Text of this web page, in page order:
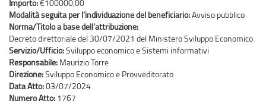
Importo:€100000,00
Modalità seguita per l’individuazione del beneficiario:Avviso pubblico
Norma/Titolo a base dell’attribuzione:
Decreto direttoriale del 30/07/2021 del Ministero Sviluppo Economico
Servizio/Ufficio:Sviluppo economico e Sistemi informativi
Responsabile: Maurizio Torre
Direzione:Sviluppo Economico e Provveditorato
Data Atto:03/07/2024
Numero Atto: 1767